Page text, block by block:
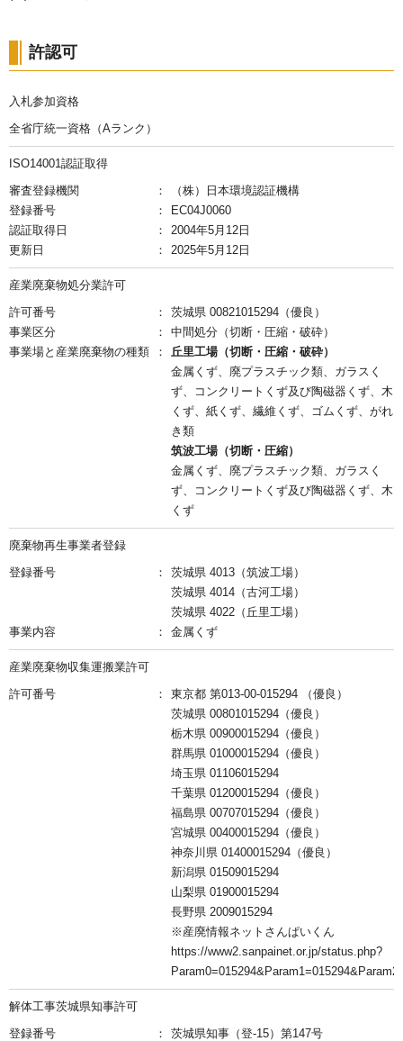
許認可
入札参加資格
全省庁統一資格（Aランク）
ISO14001認証取得
審査登録機関
（株）日本環境認証機構
登録番号
EC04J0060
認証取得日
2004年5月12日
更新日
2025年5月12日
産業廃棄物処分業許可
許可番号
茨城県 00821015294（優良）
事業区分
中間処分（切断・圧縮・破砕）
事業場と産業廃棄物の種類
丘里工場（切断・圧縮・破砕）
金属くず、廃プラスチック類、ガラスく
ず、コンクリートくず及び陶磁器くず、木
くず、紙くず、繊維くず、ゴムくず、がれ
き類
筑波工場（切断・圧縮）
金属くず、廃プラスチック類、ガラスく
ず、コンクリートくず及び陶磁器くず、木
くず
廃棄物再生事業者登録
登録番号
茨城県 4013（筑波工場）
茨城県 4014（古河工場）
茨城県 4022（丘里工場）
事業内容
金属くず
産業廃棄物収集運搬業許可
許可番号
東京都 第013-00-015294 （優良）
茨城県 00801015294（優良）
栃木県 00900015294（優良）
群馬県 01000015294（優良）
埼玉県 01106015294
千葉県 01200015294（優良）
福島県 00707015294（優良）
宮城県 00400015294（優良）
神奈川県 01400015294（優良）
新潟県 01509015294
山梨県 01900015294
長野県 2009015294
※産廃情報ネットさんぱいくん
https://www2.sanpainet.or.jp/status.php?
解体工事茨城県知事許可
登録番号 茨城県知事（登-15）第147号